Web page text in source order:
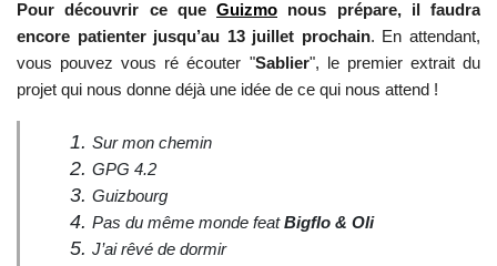
Pour découvrir ce que Guizmo nous prépare, il faudra
encore patienter jusqu’au 13 juillet prochain. En attendant,
vous pouvez vous ré écouter "Sablier", le premier extrait du
projet qui nous donne déjà une idée de ce qui nous attend !
Sur mon chemin
GPG 4.2
Guizbourg
Pas du même monde featBigflo & Oli
J’ai rêvé de dormir